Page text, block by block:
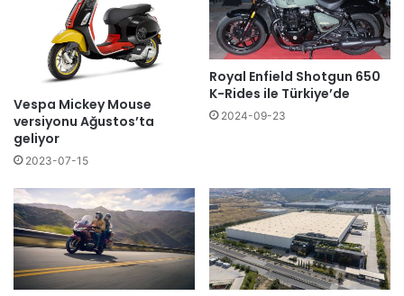
Vespa Mickey Mouse
versiyonu Ağustos’ta
geliyor
2023-07-15
Royal Enfield Shotgun 650
K-Rides ile Türkiye’de
2024-09-23